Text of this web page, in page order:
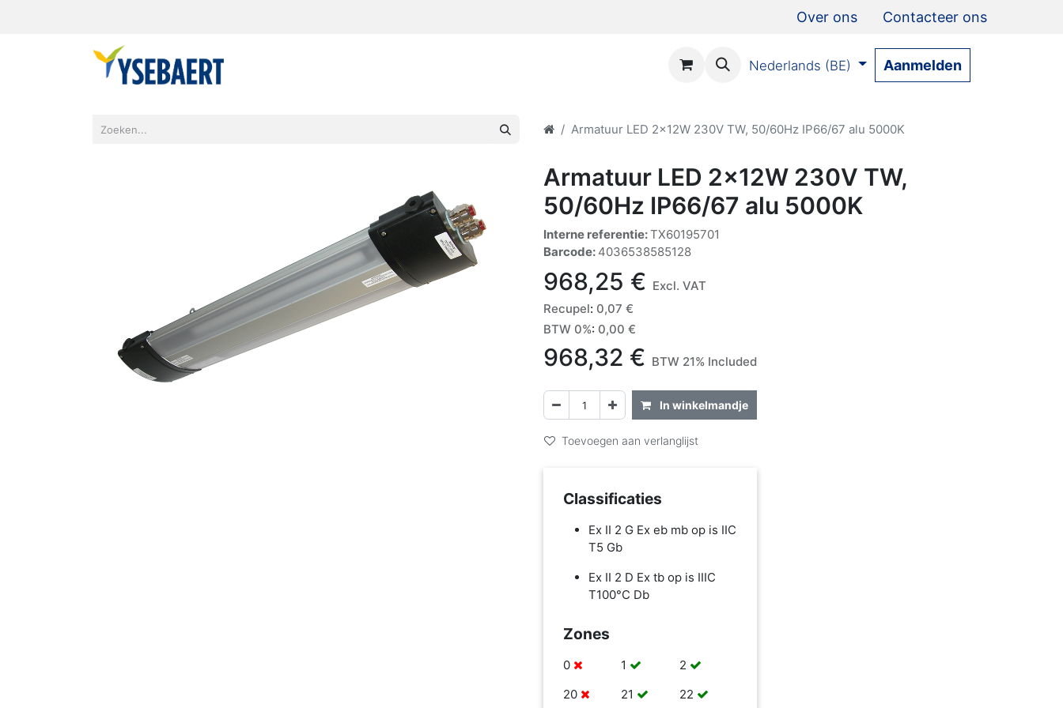
Over ons Contacteer ons
Nederlands (BE) Aanmelden
Armatuur LED 2x12W 230V TW, 50/60Hz IP66/67 alu 5000K
Armatuur LED 2x12W 230V TW,
50/60Hz IP66/67 alu 5000K
Interne referentie:TX60195701
Barcode: 4036538585128
968,25 € Excl. VAT
Recupel: 0,07 €
BTW 0%: 0,00 €
968,32 € BTW 21% Included
In winkelmandje
Toevoegen aan verlanglijst
Classificaties
Ex II 2 G Ex eb mb op is IIC
T5 Gb
Ex II 2 D Ex tb op is IIIC
T100°C Db
Zones
0 1
2
20
21 22